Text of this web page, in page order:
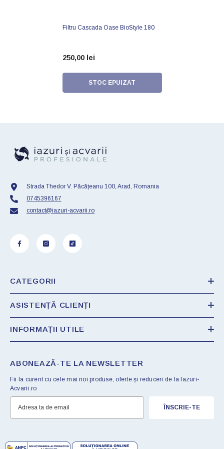
Filtru Cascada Oase BioStyle 180
250,00 lei
STOC EPUIZAT
Strada Thedor V. Păcățeanu 100, Arad, Romania
0745396167
contact@iazuri-acvarii.ro
CATEGORII
ASISTENȚĂ CLIENȚI
INFORMAȚII UTILE
ABONEAZĂ-TE LA NEWSLETTER
Fii la curent cu cele mai noi produse, oferte și reduceri de la Iazuri-
Acvarii.ro
ÎNSCRIE-TE